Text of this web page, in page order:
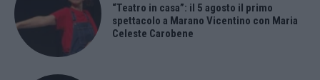
“Teatro in casa”: il 5 agosto il primo
spettacolo a Marano Vicentino con Maria
Celeste Carobene